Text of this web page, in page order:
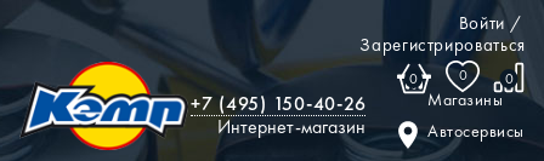
Войти /
Зарегистрироваться
0 0 0
Магазины
Автосервисы
+7 (495) 150-40-26
Интернет-магазин